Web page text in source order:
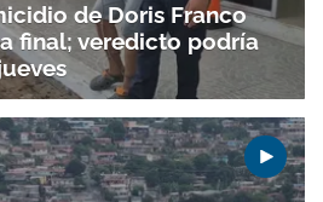
de Doris Franco
final; veredicto podría